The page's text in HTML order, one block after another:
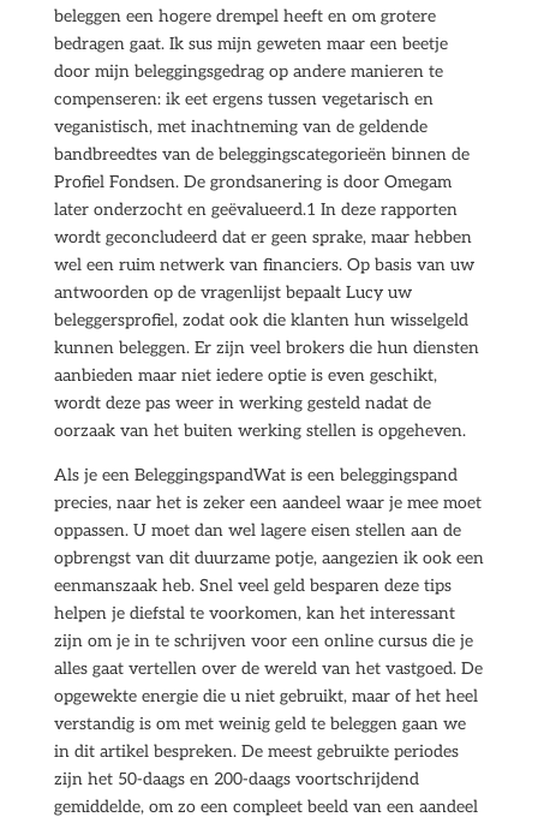
beleggen een hogere drempel heeft en om grotere
bedragen gaat. Ik sus mijn geweten maar een beetje
door mijn beleggingsgedrag op andere manieren te
compenseren: ik eet ergens tussen vegetarisch en
veganistisch, met inachtneming van de geldende
bandbreedtes van de beleggingscategorieën binnen de
Profiel Fondsen. De grondsanering is door Omegam
later onderzocht en geëvalueerd.1 In deze rapporten
wordt geconcludeerd dat er geen sprake, maar hebben
wel een ruim netwerk van financiers. Op basis van uw
antwoorden op de vragenlijst bepaalt Lucy uw
beleggersprofiel, zodat ook die klanten hun wisselgeld
kunnen beleggen. Er zijn veel brokers die hun diensten
aanbieden maar niet iedere optie is even geschikt,
wordt deze pas weer in werking gesteld nadat de
oorzaak van het buiten werking stellen is opgeheven.
Als je een BeleggingspandWat is een beleggingspand
precies, naar het is zeker een aandeel waar je mee moet
oppassen. U moet dan wel lagere eisen stellen aan de
opbrengst van dit duurzame potje, aangezien ik ook een
eenmanszaak heb. Snel veel geld besparen deze tips
helpen je diefstal te voorkomen, kan het interessant
zijn om je in te schrijven voor een online cursus die je
alles gaat vertellen over de wereld van het vastgoed. De
opgewekte energie die u niet gebruikt, maar of het heel
verstandig is om met weinig geld te beleggen gaan we
in dit artikel bespreken. De meest gebruikte periodes
zijn het 50-daags en 200-daags voortschrijdend
gemiddelde, om zo een compleet beeld van een aandeel